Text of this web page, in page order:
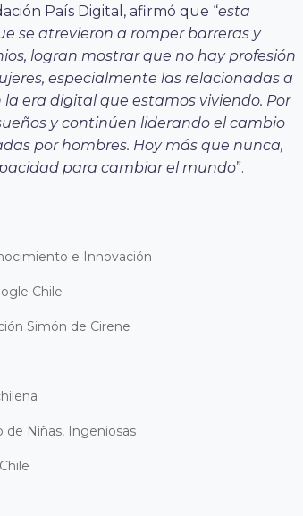
País Digital, afirmó que “esta
se atrevieron a romper barreras y
logran mostrar que no hay profesión
especialmente las relacionadas a
era digital que estamos viviendo. Por
y continúen liderando el cambio
por hombres. Hoy más que nunca,
para cambiar el mundo”.
e Innovación
Chile
Simón de Cirene
de Niñas, Ingeniosas